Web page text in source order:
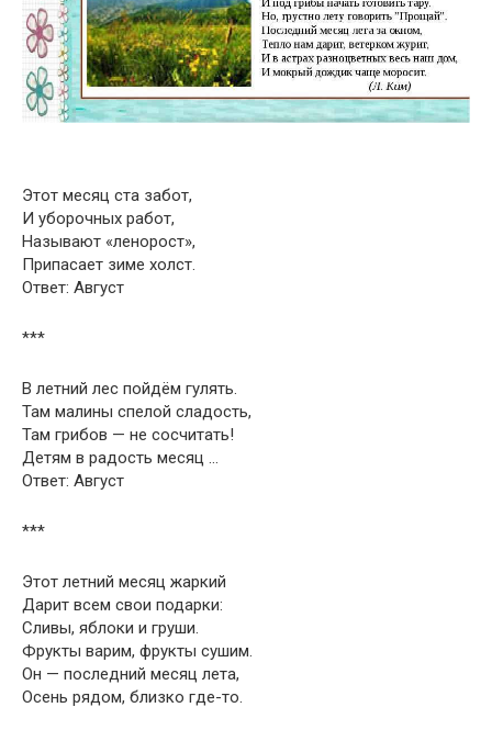
Этот месяц ста забот,
И уборочных работ,
Называют «ленорост»,
Припасает зиме холст.
Ответ: Август
***
В летний лес пойдём гулять.
Там малины спелой сладость,
Там грибов — не сосчитать!
Детям в радость месяц …
Ответ: Август
***
Этот летний месяц жаркий
Дарит всем свои подарки:
Сливы, яблоки и груши.
Фрукты варим, фрукты сушим.
Он — последний месяц лета,
Осень рядом, близко где-то.